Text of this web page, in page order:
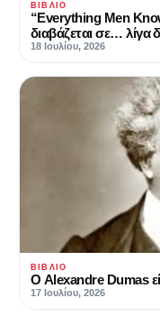
ΒΙΒΛΊΟ
“Everything Men
διαβάζεται σε… λίγα
18 Ιουλίου, 2026
ΒΙΒΛΊΟ
Ο Alexandre Dumas
17 Ιουλίου, 2026